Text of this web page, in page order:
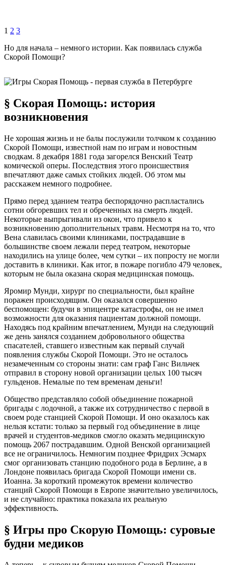
1 2 3
Но для начала – немного истории. Как появилась служба
Скорой Помощи?
§ Скорая Помощь: история
возникновения
Не хорошая жизнь и не балы послужили толчком к созданию
Скорой Помощи, известной нам по играм и новостным
сводкам. 8 декабря 1881 года загорелся Венский Театр
комической оперы. Последствия этого происшествия
впечатляют даже самых стойких людей. Об этом мы
расскажем немного подробнее.
Прямо перед зданием театра беспорядочно распластались
сотни обгоревших тел и обреченных на смерть людей.
Некоторые выпрыгивали из окон, что привело к
возникновению дополнительных травм. Несмотря на то, что
Вена славилась своими клиниками, пострадавшие в
большинстве своем лежали перед театром, некоторые
находились на улице более, чем сутки – их попросту не могли
доставить в клиники. Как итог, в пожаре погибло 479 человек,
которым не была оказана скорая медицинская помощь.
Яромир Мунди, хирург по специальности, был крайне
поражен происходящим. Он оказался совершенно
беспомощен: будучи в эпицентре катастрофы, он не имел
возможности для оказания пациентам должной помощи.
Находясь под крайним впечатлением, Мунди на следующий
же день занялся созданием добровольного общества
спасателей, ставшего известным как первый случай
появления службы Скорой Помощи. Это не осталось
незамеченным со стороны знати: сам граф Ганс Вильчек
отправил в сторону новой организации целых 100 тысяч
гульденов. Немалые по тем временам деньги!
Общество представляло собой объединение пожарной
бригады с лодочной, а также их сотрудничество с первой в
своем роде станцией Скорой Помощи. И оно оказалось как
нельзя кстати: только за первый год объединение в лице
врачей и студентов-медиков смогло оказать медицинскую
помощь 2067 пострадавшим. Одной Венской организацией
все не ограничилось. Немногим позднее Фридрих Эсмарх
смог организовать станцию подобного рода в Берлине, а в
Лондоне появилась бригада Скорой Помощи имени св.
Иоанна. За короткий промежуток времени количество
станций Скорой Помощи в Европе значительно увеличилось,
и не случайно: практика показала их реальную
эффективность.
§ Игры про Скорую Помощь: суровые
будни медиков